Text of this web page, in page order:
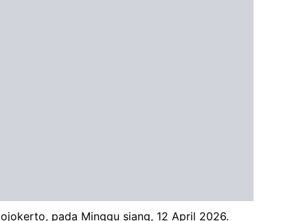
pada Minggu siang, 12 April 2026.